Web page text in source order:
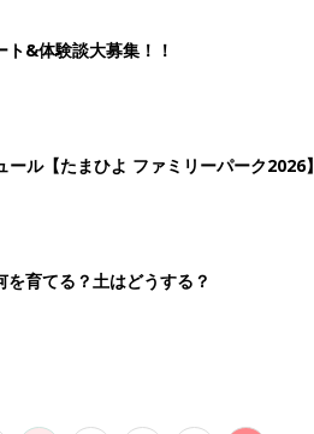
&体験談大募集！！
ル【たまひよ ファミリーパーク2026】
を育てる？土はどうする？